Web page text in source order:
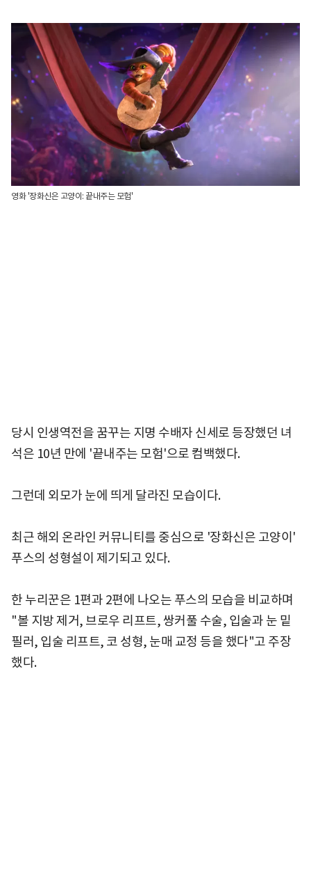
영화 '장화신은 고양이: 끝내주는 모험'
당시 인생역전을 꿈꾸는 지명 수배자 신세로 등장했던 녀
석은 10년 만에 '끝내주는 모험'으로 컴백했다.
그런데 외모가 눈에 띄게 달라진 모습이다.
최근 해외 온라인 커뮤니티를 중심으로 '장화신은 고양이'
푸스의 성형설이 제기되고 있다.
한 누리꾼은 1편과 2편에 나오는 푸스의 모습을 비교하며
"볼 지방 제거, 브로우 리프트, 쌍커풀 수술, 입술과 눈 밑
필러, 입술 리프트, 코 성형, 눈매 교정 등을 했다"고 주장
했다.